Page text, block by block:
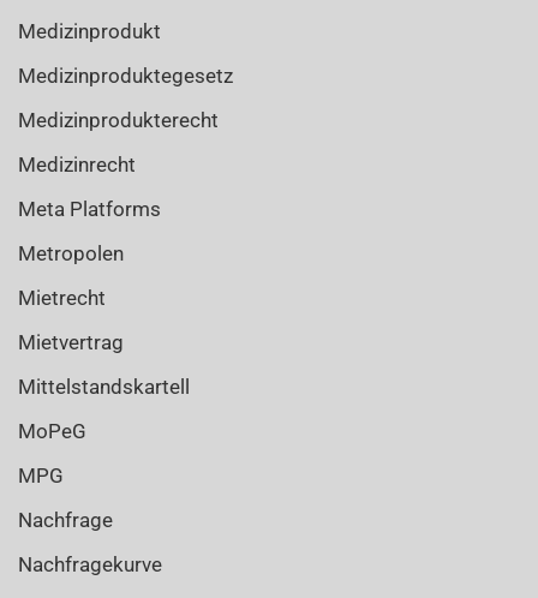
Medizinprodukt
Medizinproduktegesetz
Medizinprodukterecht
Medizinrecht
Meta Platforms
Metropolen
Mietrecht
Mietvertrag
Mittelstandskartell
MoPeG
MPG
Nachfrage
Nachfragekurve